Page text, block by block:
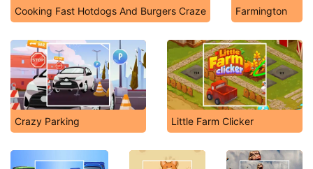
Cooking Fast Hotdogs And Burgers Craze Farmington
Crazy Parking Little Farm Clicker